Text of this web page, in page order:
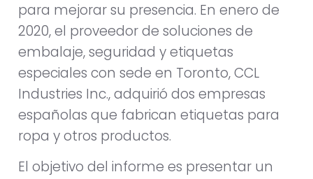
para mejorar su presencia. En enero de
2020, el proveedor de soluciones de
embalaje, seguridad y etiquetas
especiales con sede en Toronto, CCL
Industries Inc., adquirió dos empresas
españolas que fabrican etiquetas para
ropa y otros productos.
El objetivo del informe es presentar un